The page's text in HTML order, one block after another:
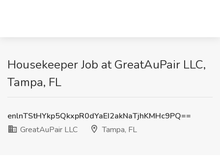
Housekeeper Job at GreatAuPair LLC,
Tampa, FL
enlnTStHYkp5QkxpR0dYaEI2akNaTjhKMHc9PQ==
GreatAuPair LLC
Tampa, FL